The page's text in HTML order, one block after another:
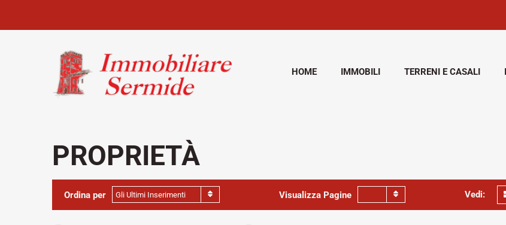
HOME IMMOBILI TERRENI E CASALI
PROPRIETÀ
Ordina per Gli Ultimi Inserimenti Visualizza Pagine Vedi: